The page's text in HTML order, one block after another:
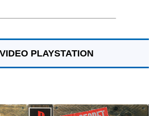
PLAYSTATION